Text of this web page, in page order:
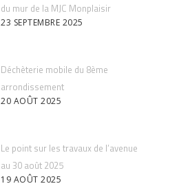
du mur de la MJC Monplaisir
23 SEPTEMBRE 2025
Déchèterie mobile du 8ème
arrondissement
20 AOÛT 2025
Le point sur les travaux de l’avenue
au 30 août 2025
19 AOÛT 2025